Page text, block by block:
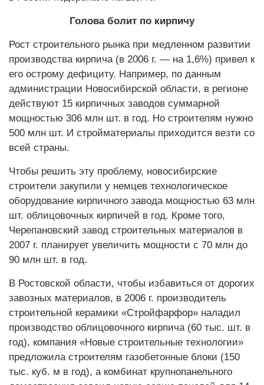
Голова болит по кирпичу
Рост строительного рынка при медленном развитии
производства кирпича (в 2006 г. — на 1,6%) привел к
его острому дефициту. Например, по данным
администрации Новосибирской области, в регионе
действуют 15 кирпичных заводов суммарной
мощностью 306 млн шт. в год. Но строителям нужно
500 млн шт. И стройматериалы приходится везти со
всей страны.
Чтобы решить эту проблему, новосибирские
строители закупили у немцев технологическое
оборудование кирпичного завода мощностью 63 млн
шт. облицовочных кирпичей в год. Кроме того,
Черепановский завод строительных материалов в
2007 г. планирует увеличить мощности с 70 млн до
90 млн шт. в год.
В Ростовской области, чтобы избавиться от дорогих
завозных материалов, в 2006 г. производитель
строительной керамики «Стройфарфор» наладил
производство облицовочного кирпича (60 тыс. шт. в
год), компания «Новые строительные технологии»
предложила строителям газобетонные блоки (150
тыс. куб. м в год), а комбинат крупнопанельного